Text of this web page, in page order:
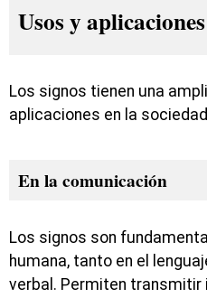
Usos y
Los signos tienen una
aplicaciones en la
En la comunicación
Los signos son
humana, tanto en el
verbal. Permiten transmitir